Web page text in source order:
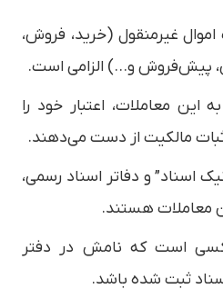
غیرمنقول (خرید، فروش،
پیش‌فروش و…) الزامی است.
این معاملات، اعتبار خود را
مالکیت از دست می‌دهند.
اسناد” و دفاتر اسناد رسمی،
معاملات هستند.
است که نامش در دفتر
ثبت شده باشد.